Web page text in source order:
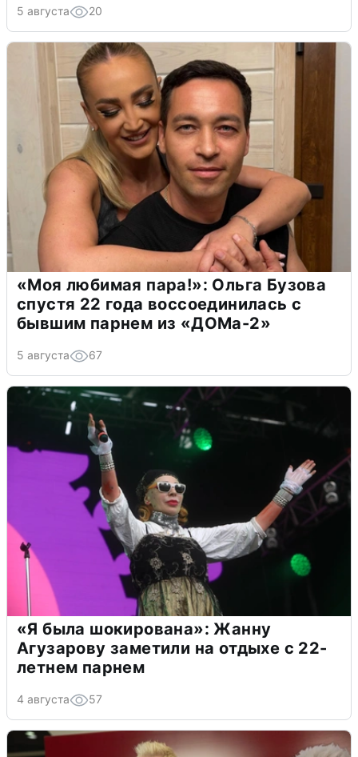
5 августа 20
«Моя любимая пара!»: Ольга Бузова
спустя 22 года воссоединилась с
бывшим парнем из «ДОМа-2»
5 августа 67
«Я была шокирована»: Жанну
Агузарову заметили на отдыхе с 22-
летнем парнем
4 августа 57